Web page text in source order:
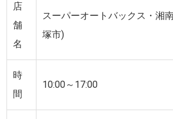
店
舗
名
スーパーオートバックス・湘
塚市)
時
間
10:00～17:00